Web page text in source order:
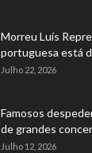
Morreu Luís
portuguesa está
Julho 22, 2026
Famosos
de grandes
Julho 12, 2026